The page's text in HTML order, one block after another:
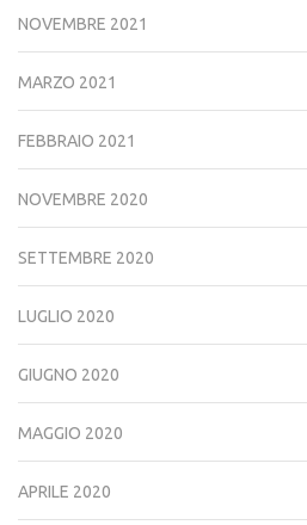
NOVEMBRE 2021
MARZO 2021
FEBBRAIO 2021
NOVEMBRE 2020
SETTEMBRE 2020
LUGLIO 2020
GIUGNO 2020
MAGGIO 2020
APRILE 2020